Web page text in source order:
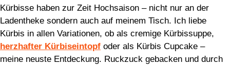
Kürbisse haben zur Zeit Hochsaison – nicht nur an der
Ladentheke sondern auch auf meinem Tisch. Ich liebe
Kürbis in allen Variationen, ob als cremige Kürbissuppe,
herzhafter Kürbiseintopf oder als Kürbis Cupcake –
meine neuste Entdeckung. Ruckzuck gebacken und durch